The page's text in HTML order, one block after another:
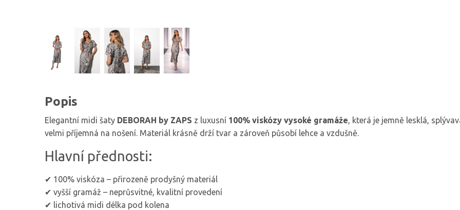
Popis
Elegantní midi šaty DEBORAH by ZAPS z luxusní 100% viskózy vysoké gramáže, která je jemně lesklá,
velmi příjemná na nošení. Materiál krásně drží tvar a zároveň působí lehce a vzdušně.
Hlavní přednosti:
✔ 100% viskóza – přirozeně prodyšný materiál
✔ vyšší gramáž – neprůsvitné, kvalitní provedení
✔ lichotivá midi délka pod kolena